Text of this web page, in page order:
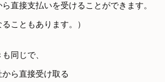
直接支払いを受けることができます。
こともあります。）
同じで、
ら直接受け取る